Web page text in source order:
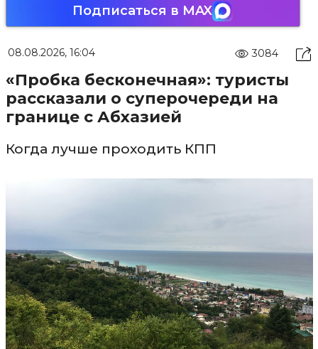
Подписаться в MAX
08.08.2026, 16:04 3084
«Пробка бесконечная»: туристы
рассказали о суперочереди на
границе с Абхазией
Когда лучше проходить КПП